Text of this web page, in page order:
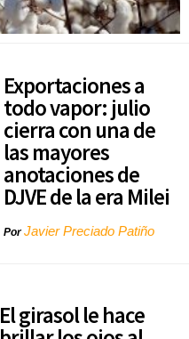
Exportaciones a
todo vapor: julio
cierra con una de
las mayores
anotaciones de
DJVE de la era Milei
PorJavier Preciado Patiño
El girasol le hace